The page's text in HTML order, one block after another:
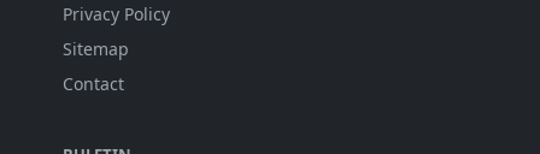
Privacy Policy
Sitemap
Contact